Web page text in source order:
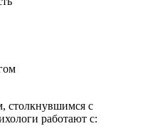
столкнувшимся с
работают с: